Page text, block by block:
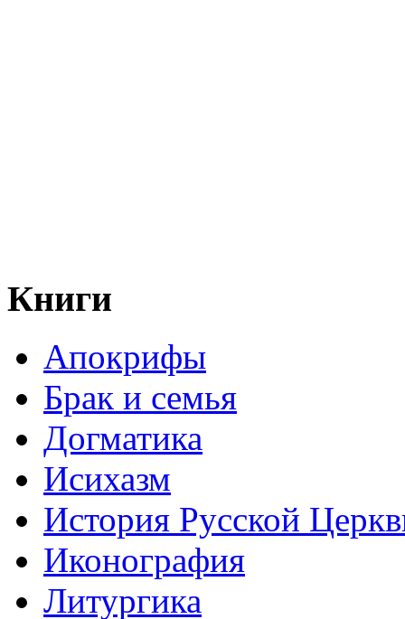
Книги
Апокрифы
Брак и семья
Догматика
Исихазм
История Русской
Иконография
Литургика